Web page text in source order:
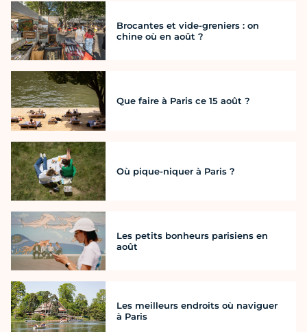
Brocantes et vide-greniers : on
chine où en août ?
Que faire à Paris ce 15 août ?
Où pique-niquer à Paris ?
Les petits bonheurs parisiens en
août
Les meilleurs endroits où naviguer
à Paris